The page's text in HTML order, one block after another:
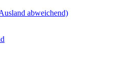
abweichend)